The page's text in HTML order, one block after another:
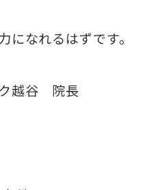
になれるはずです。
越谷 院長